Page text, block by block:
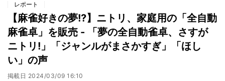
レポート
【麻雀好きの夢!?】ニトリ、家庭用の「全自動
麻雀卓」を販売 - 「夢の全自動雀卓、さすが
ニトリ!」「ジャンルがまさかすぎ」「ほし
い」の声
掲載日 2024/03/09 16:10